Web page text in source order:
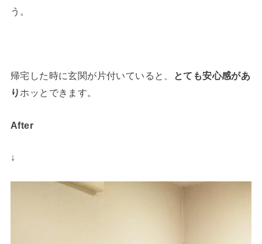
う。
帰宅した時に玄関が片付いていると、
とても安心感があ
り ホッとできます。
After
↓